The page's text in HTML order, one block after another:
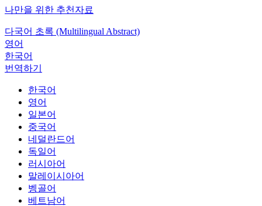
나만을 위한 추천자료
다국어 초록 (Multilingual Abstract)
영어
한국어
번역하기
한국어
영어
일본어
중국어
네덜란드어
독일어
러시아어
말레이시아어
벵골어
베트남어